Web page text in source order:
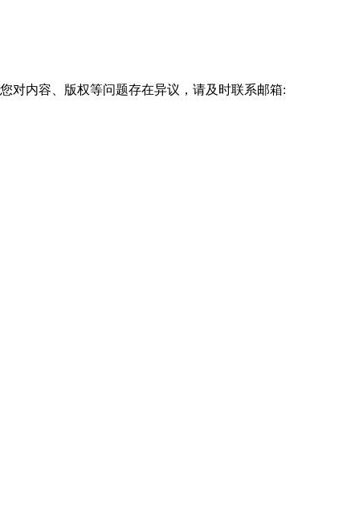
听课程音频，午休时刷题，周末集中突破薄弱科目。
通过率。此外，农、林、水利、地质、矿业、测绘、远洋运
对内容、版权等问题存在异议，请及时联系邮箱: